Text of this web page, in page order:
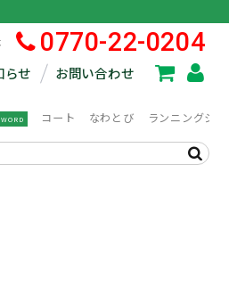
0770-22-0204
らせ お問い合わせ
コート なわとび ランニングシ